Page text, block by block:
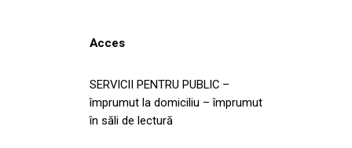
Acces
SERVICII PENTRU PUBLIC –
împrumut la domiciliu – împrumut
în săli de lectură